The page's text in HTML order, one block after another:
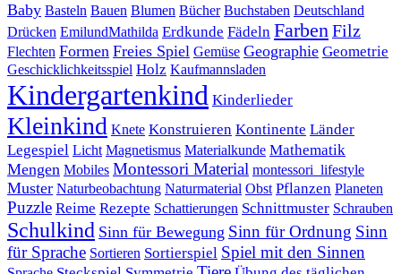
Baby Basteln Bauen Blumen Bücher Buchstaben Deutschland
Drücken EmilundMathilda Erdkunde Fädeln FarbenFilz
Flechten Formen Freies Spiel Gemüse Geographie Geometrie
Geschicklichkeitsspiel Holz Kaufmannsladen
Kindergartenkind Kinderlieder
Kleinkind Knete Konstruieren Kontinente Länder
Legespiel Licht Magnetismus Materialkunde Mathematik
Mengen Mobiles Montessori Material montessori_lifestyle
Muster Naturbeobachtung Naturmaterial Obst Pflanzen Planeten
Puzzle Reime Rezepte Schattierungen Schnittmuster Schrauben
Schulkind Sinn für Bewegung Sinn für Ordnung Sinn
für Sprache Sortieren Sortierspiel Spiel mit den Sinnen